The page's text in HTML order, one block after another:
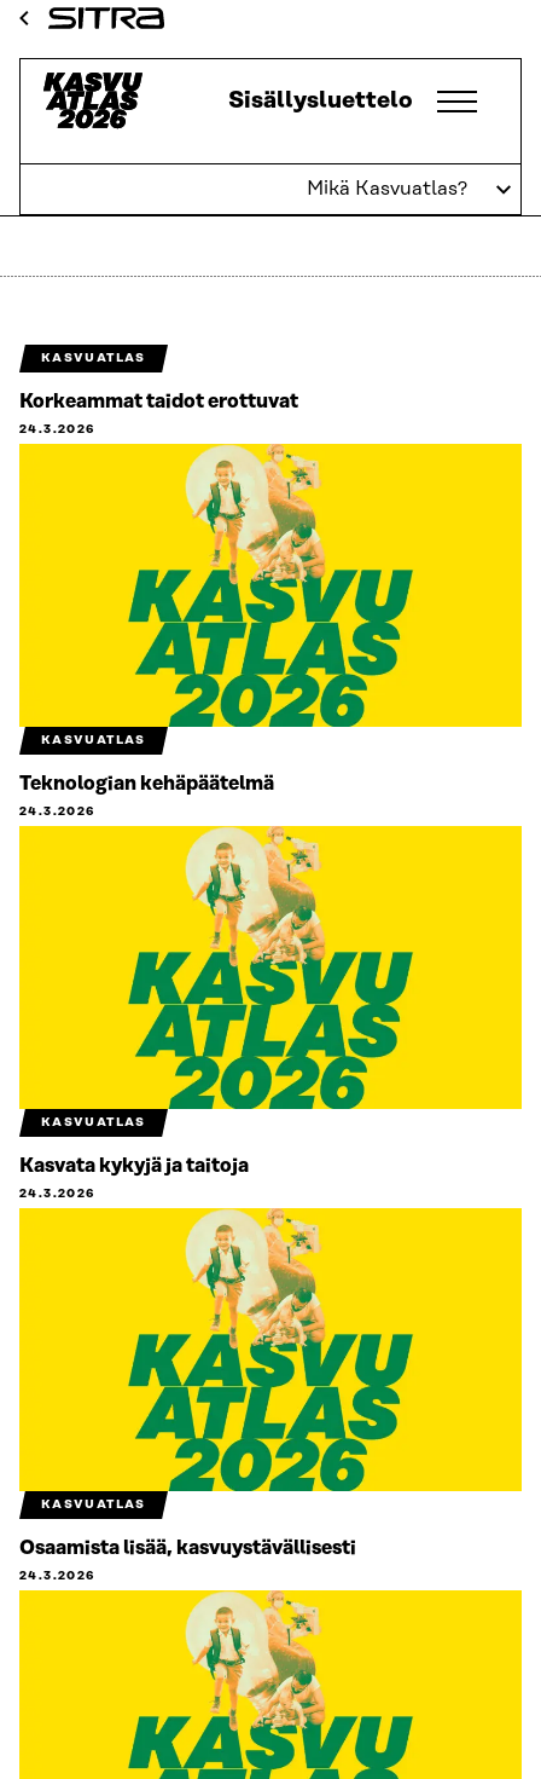
Siirry
sisältöön
Sitra
Kasvuatlas
Mikä Kasvuatlas?
Sisällysluettelo
KASVUATLAS
Korkeammat taidot erottuvat
24.3.2026
KASVUATLAS
Teknologian kehäpäätelmä
24.3.2026
KASVUATLAS
Kasvata kykyjä ja taitoja
24.3.2026
KASVUATLAS
Osaamista lisää, kasvuystävällisesti
24.3.2026